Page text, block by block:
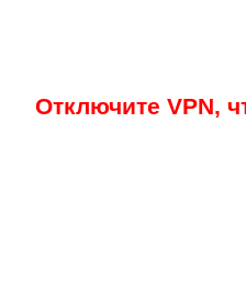
Отключите VPN,